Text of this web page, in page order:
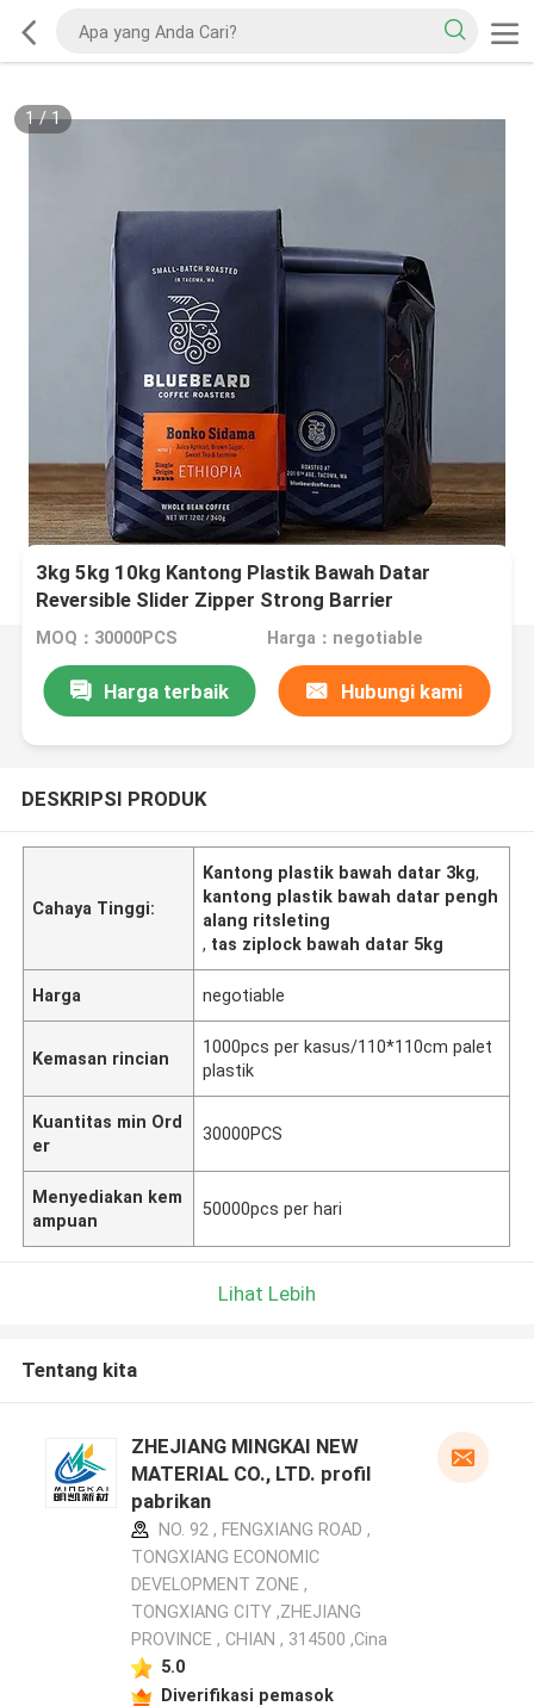
1/1
3kg 5kg 10kg Kantong Plastik Bawah Datar
Reversible Slider Zipper Strong Barrier
MOQ：30000PCS Harga：negotiable
Harga terbaik Hubungi kami
DESKRIPSI PRODUK
Cahaya Tinggi:
Kantong plastik bawah datar 3kg,
kantong plastik bawah datar pengh
alang ritsleting
, tas ziplock bawah datar 5kg
Harga negotiable
Kemasan rincian
1000pcs per kasus/110*110cm palet
plastik
Kuantitas min Ord
er
30000PCS
Menyediakan kem
ampuan
50000pcs per hari
Lihat Lebih
Tentang kita
ZHEJIANG MINGKAI NEW
MATERIAL CO., LTD. profil
pabrikan
NO. 92 , FENGXIANG ROAD ,
TONGXIANG ECONOMIC
DEVELOPMENT ZONE ,
TONGXIANG CITY ,ZHEJIANG
PROVINCE , CHIAN , 314500 ,Cina
5.0
Diverifikasi pemasok